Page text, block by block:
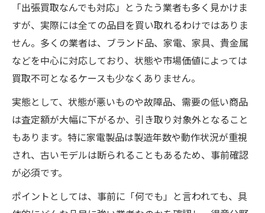
「出張買取なんでも対応」とうたう業者も多く見かけま
すが、実際には全ての品目を買い取れるわけではありま
せん。多くの業者は、ブランド品、家電、家具、貴金属
などを中心に対応しており、状態や市場価値によっては
買取不可となるケースも少なくありません。
実態として、状態が悪いものや故障品、需要の低い商品
は査定額が大幅に下がるか、引き取り対象外となること
もあります。特に家電製品は製造年数や動作状況が重視
され、古いモデルは断られることもあるため、事前確認
が必須です。
ポイントとしては、事前に「何でも」と言われても、具